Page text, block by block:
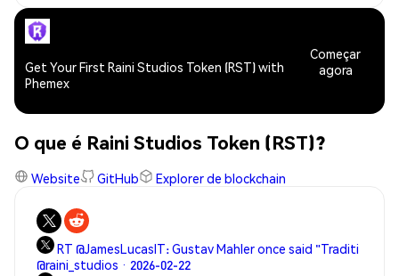
Get Your First Raini Studios Token (RST) with
Phemex
Começar
agora
O que é Raini Studios Token (RST)?
Website GitHub Explorer de blockchain
RT @JamesLucasIT: Gustav Mahler once said "Traditi
@raini_studios · 2026-02-22